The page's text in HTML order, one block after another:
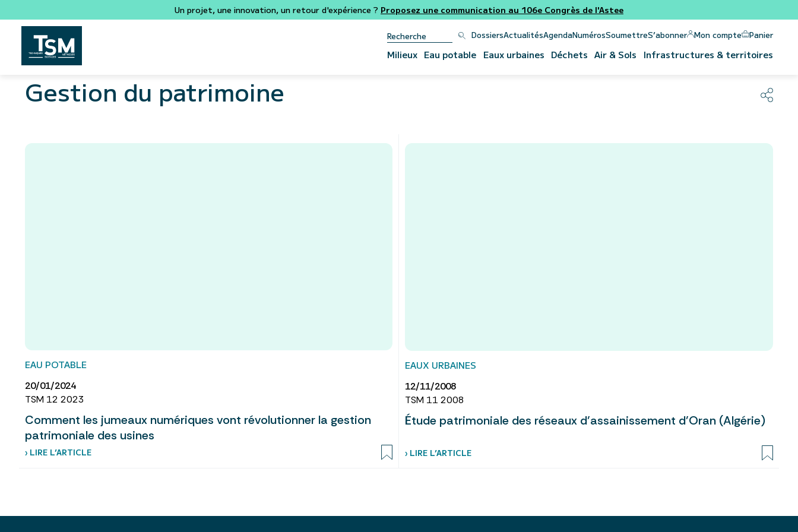
Un projet, une innovation, un retour d'expérience ? Proposez une communication au 106e Congrès de l'Astee
DossiersActualitésAgendaNumérosSoumettreS’abonner Mon compte Panier
Milieux Eau potable Eaux urbaines Déchets Air & Sols Infrastructures & territoires
Gestion du patrimoine
EAU POTABLE
20/01/2024
TSM 12 2023
Comment les jumeaux numériques vont révolutionner la gestion
patrimoniale des usines
› LIRE L’ARTICLE
EAUX URBAINES
12/11/2008
TSM 11 2008
Étude patrimoniale des réseaux d’assainissement d’Oran (Algérie)
› LIRE L’ARTICLE